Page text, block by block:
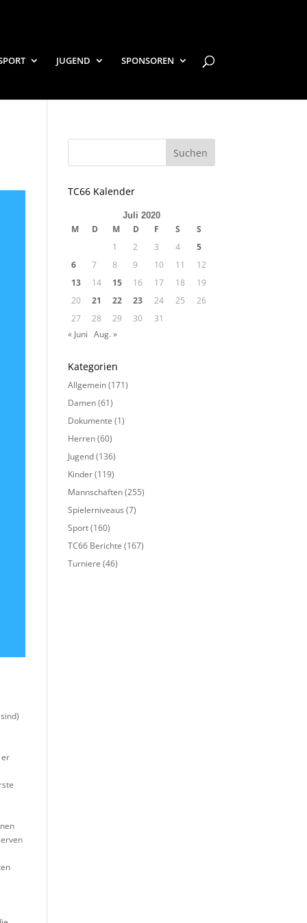
JUGEND SPONSOREN
er
TC66 Kalender
Juli 2020
M D M D F S
S
1
2 3 4
5
6
7 8 9 10 11
12
13
14 15 16 17 18
19
20
21 22 23 24 25
26
27
28 29 30
31
« Juni Aug. »
Kategorien
Allgemein(171)
Damen(61)
Dokumente (1)
Herren(60)
Jugend(136)
Kinder(119)
Mannschaften(255)
Spielerniveaus (7)
Sport(160)
TC66 Berichte (167)
Turniere (46)